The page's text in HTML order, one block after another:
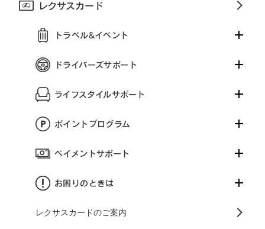
レクサスカード
トラベル&イベント
ドライバーズサポート
ライフスタイルサポート
ポイントプログラム
ペイメントサポート
お困りのときは
レクサスカードのご案内